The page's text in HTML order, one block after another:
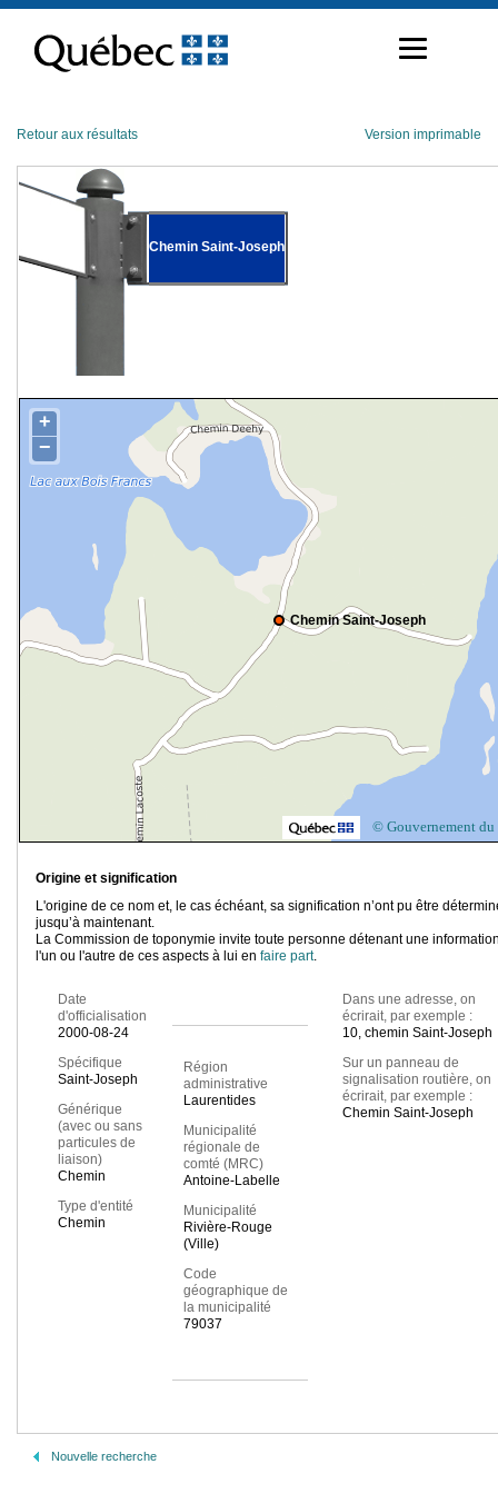
contenu
Retour aux résultats Version imprimable
Chemin Saint-Joseph
Chemin Saint-Joseph
+
−
© Gouvernement du
Origine et signification
L'origine de ce nom et, le cas échéant, sa signification n’ont pu être
jusqu’à maintenant.
La Commission de toponymie invite toute personne détenant une
l'un ou l'autre de ces aspects à lui en faire part.
Date
d'officialisation
2000-08-24
Spécifique
Saint-Joseph
Générique
(avec ou sans
particules de
liaison)
Chemin
Type d'entité
Chemin
Région
administrative
Laurentides
Municipalité
régionale de
comté (MRC)
Antoine-Labelle
Municipalité
Rivière-Rouge
(Ville)
Code
géographique de
la municipalité
79037
Dans une adresse, on
écrirait, par exemple :
10, chemin Saint-Joseph
Sur un panneau de
signalisation routière, on
écrirait, par exemple :
Chemin Saint-Joseph
Nouvelle recherche